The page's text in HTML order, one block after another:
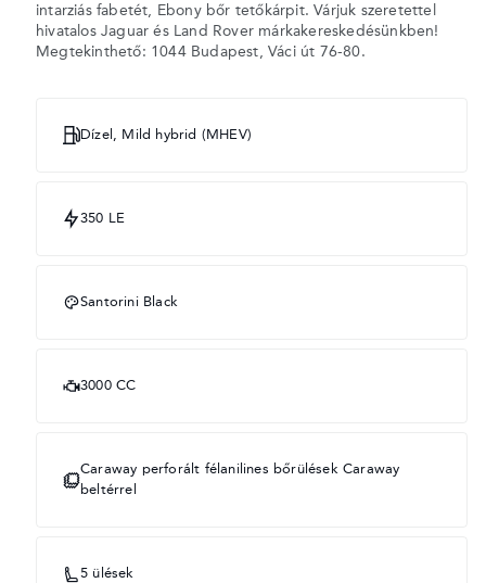
intarziás fabetét, Ebony bőr tetőkárpit. Várjuk szeretettel
hivatalos Jaguar és Land Rover márkakereskedésünkben!
Megtekinthető: 1044 Budapest, Váci út 76-80.
Dízel, Mild hybrid (MHEV)
350 LE
Santorini Black
3000 CC
Caraway perforált félanilines bőrülések Caraway
beltérrel
5 ülések